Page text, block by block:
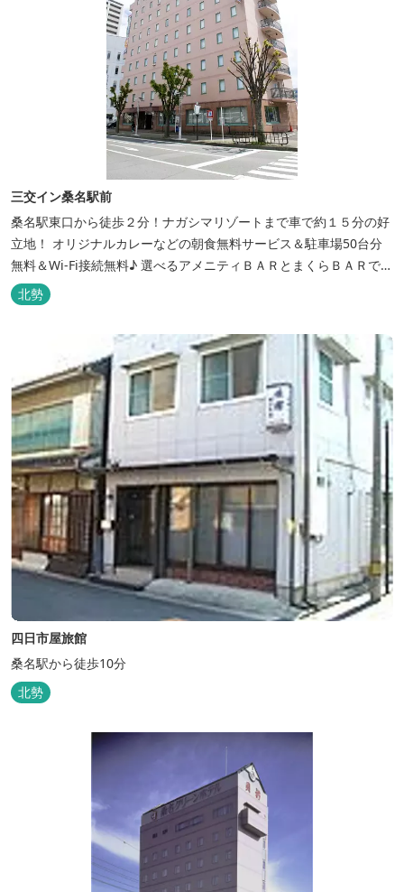
三交イン桑名駅前
桑名駅東口から徒歩２分！ナガシマリゾートまで車で約１５分の好
立地！ オリジナルカレーなどの朝食無料サービス＆駐車場50台分
無料＆Wi-Fi接続無料♪ 選べるアメニティＢＡＲとまくらＢＡＲで快
適な滞在をサポート！
北勢
四日市屋旅館
桑名駅から徒歩10分
北勢